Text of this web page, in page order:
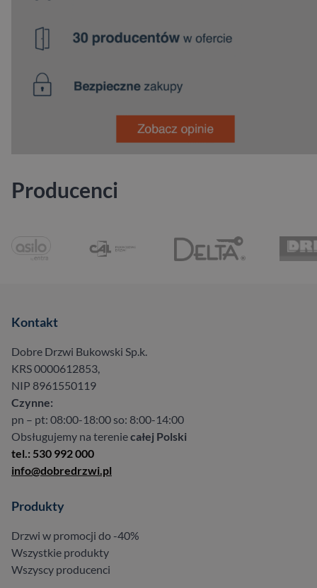
Producenci
Kontakt
Dobre Drzwi Bukowski Sp.k.
KRS 0000612853,
NIP 8961550119
Czynne:
pn – pt: 08:00-18:00 so: 8:00-14:00
Obsługujemy na tereniecałej Polski
tel.: 530 992 000
info@dobredrzwi.pl
Produkty
Drzwi w promocji do -40%
Wszystkie produkty
Wszyscy producenci